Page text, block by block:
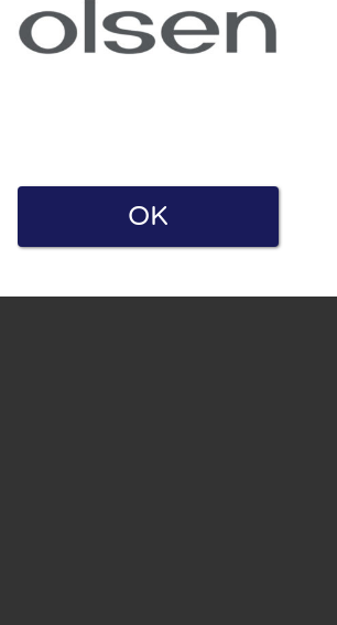
Oświadczam również, że mam
jak i użytkowników. Dlatego niektóre strony
OK